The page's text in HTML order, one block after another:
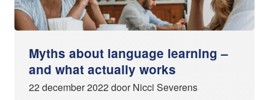
Myths about language learning –
and what actually works
22 december 2022 door Nicci Severens